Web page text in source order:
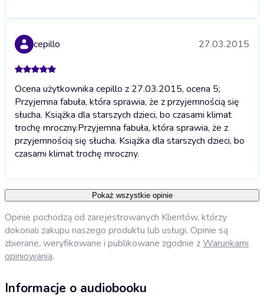
cepillo 27.03.2015
Ocena użytkownika cepillo z 27.03.2015, ocena 5;
Przyjemna fabuła, która sprawia, że z przyjemnością się
słucha. Książka dla starszych dzieci, bo czasami klimat
trochę mroczny.Przyjemna fabuła, która sprawia, że z
przyjemnością się słucha. Książka dla starszych dzieci, bo
czasami klimat trochę mroczny.
Pokaż wszystkie opinie
Opinie pochodzą od zarejestrowanych Klientów, którzy
dokonali zakupu naszego produktu lub usługi. Opinie są
zbierane, weryfikowane i publikowane zgodnie zWarunkami
opiniowania.
Informacje o audiobooku